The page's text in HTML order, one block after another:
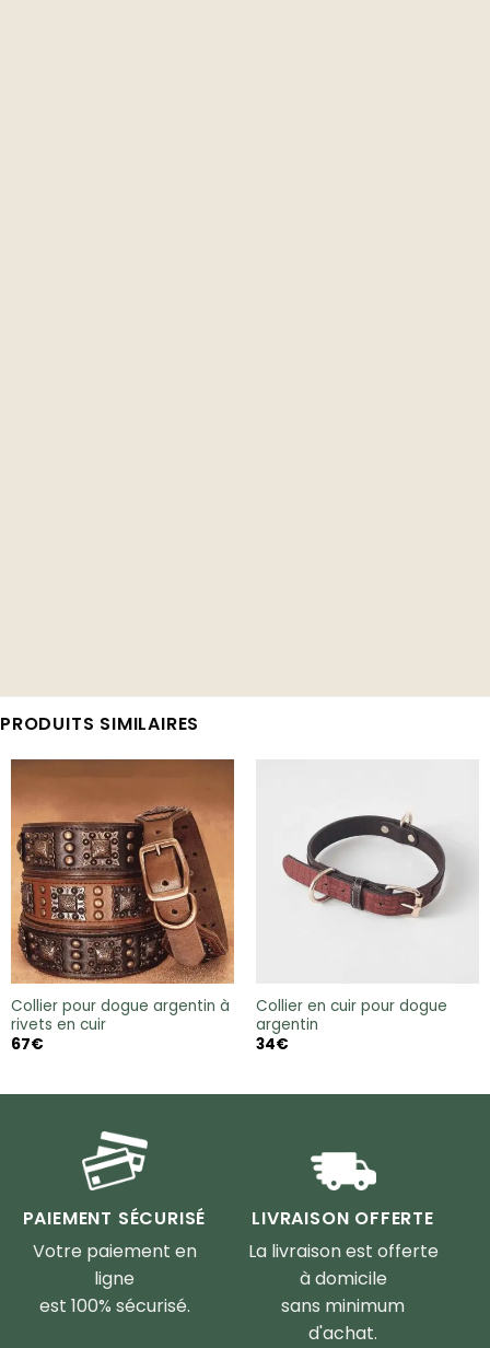
PRODUITS SIMILAIRES
Collier pour dogue argentin à
rivets en cuir
67€
Collier en cuir pour dogue
argentin
34€
PAIEMENT SÉCURISÉ
Votre paiement en
ligne
est 100% sécurisé.
LIVRAISON OFFERTE
La livraison est offerte
à domicile
sans minimum
d'achat.